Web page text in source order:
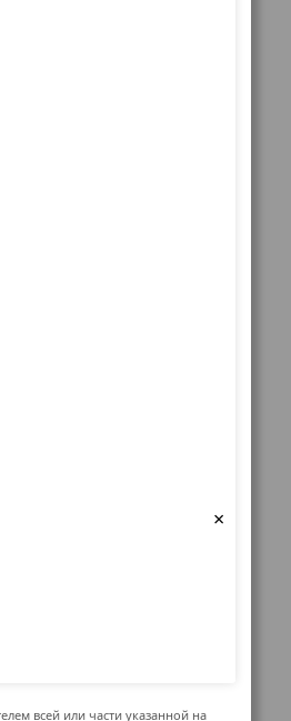
×
всей или части указанной на